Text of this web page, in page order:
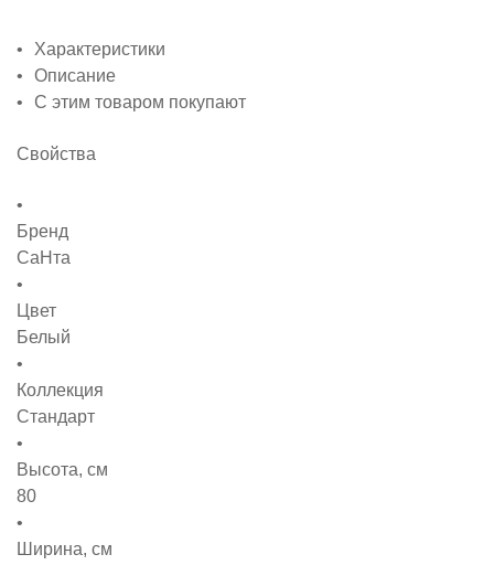
Характеристики
Описание
С этим товаром покупают
Свойства
Бренд
СаНта
Цвет
Белый
Коллекция
Стандарт
Высота, см
80
Ширина, см